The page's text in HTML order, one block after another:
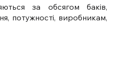
за обсягом баків,
потужності, виробникам,